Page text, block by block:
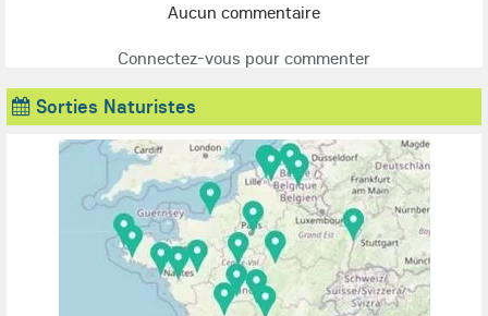
Aucun commentaire
Connectez-vous pour commenter
Sorties Naturistes